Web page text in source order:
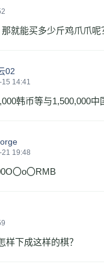
就能买多少斤鸡爪爪呢
02
14:41
韩币等与1,500,000中
19:48
〇o〇RMB
样下成这样的棋？